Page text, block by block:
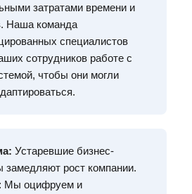
затратами времени и
Наша команда
специалистов
сотрудников работе с
чтобы они могли
Устаревшие бизнес-
замедляют рост компании.
Мы оцифруем и